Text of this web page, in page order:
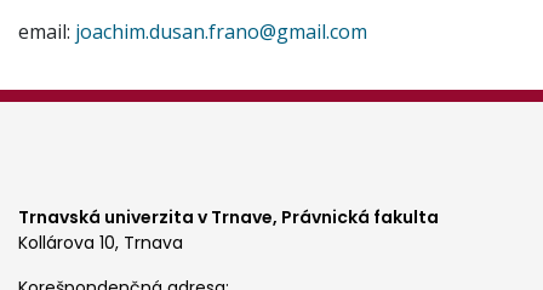
email: joachim.dusan.frano@gmail.com
Trnavská univerzita v Trnave, Právnická fakulta
Kollárova 10, Trnava